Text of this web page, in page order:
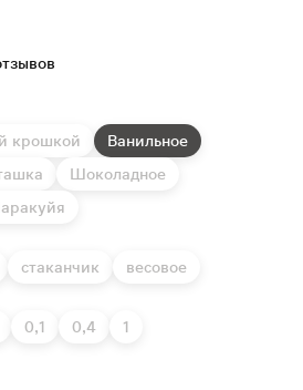
крошкой
Ванильное
Шоколадное
стаканчик весовое
0,1 0,4 1